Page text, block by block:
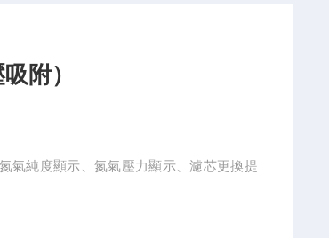
附）
氣純度顯示、氮氣壓力顯示、濾芯更換提